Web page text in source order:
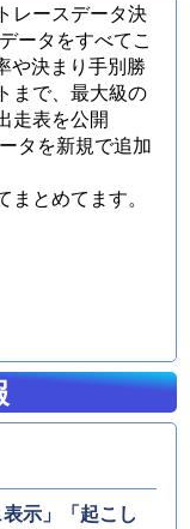
レースデータ決
ータをすべてこ
や決まり手別勝
まで、最大級の
走表を公開
タを新規で追加
とめてます。
示」「起こし